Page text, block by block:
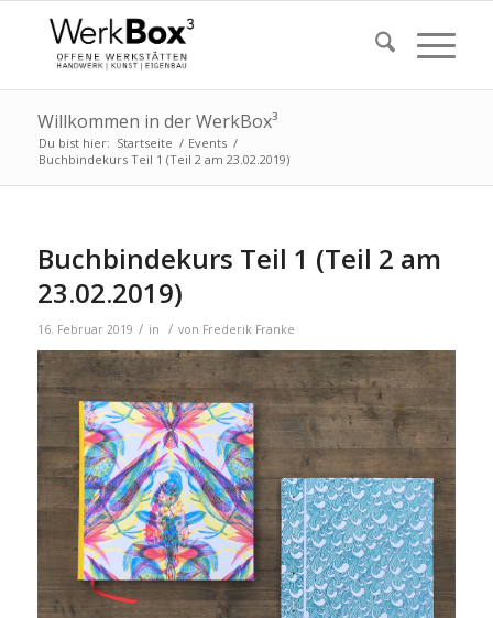
Willkommen in der WerkBox³
Du bist hier: Startseite / Events /
Buchbindekurs Teil 1 (Teil 2 am 23.02.2019)
Buchbindekurs Teil 1 (Teil 2 am
23.02.2019)
16. Februar 2019 / in / von Frederik Franke